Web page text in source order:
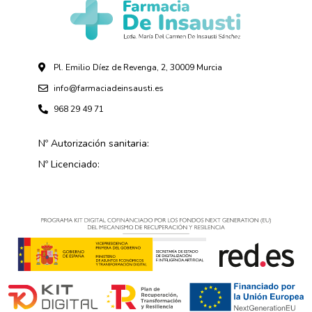
Pl. Emilio Díez de Revenga, 2, 30009 Murcia
info@farmaciadeinsausti.es
968 29 49 71
Nº Autorización sanitaria:
Nº Licenciado: